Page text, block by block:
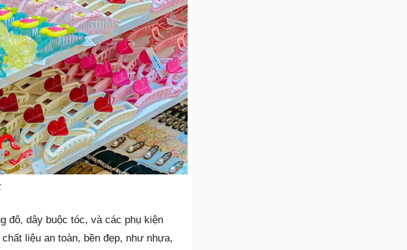
đô, dây buộc tóc, và các phụ kiện
liệu an toàn, bền đẹp, như nhựa,